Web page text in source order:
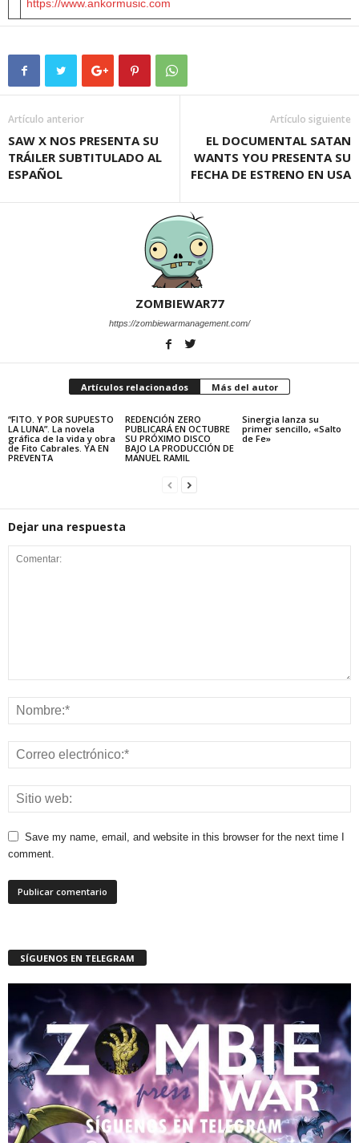
https://www.ankormusic.com
Artículo anterior
SAW X NOS PRESENTA SU
TRÁILER SUBTITULADO AL
ESPAÑOL
Artículo siguiente
EL DOCUMENTAL SATAN
WANTS YOU PRESENTA SU
FECHA DE ESTRENO EN USA
ZOMBIEWAR77
https://zombiewarmanagement.com/
Artículos relacionados Más del autor
“FITO. Y POR SUPUESTO
LA LUNA”. La novela
gráfica de la vida y obra
de Fito Cabrales. YA EN
PREVENTA
REDENCIÓN ZERO
PUBLICARÁ EN OCTUBRE
SU PRÓXIMO DISCO
BAJO LA PRODUCCIÓN DE
MANUEL RAMIL
Sinergia lanza su
primer sencillo, «Salto
de Fe»
Dejar una respuesta
Save my name, email, and website in this browser for the next time I
comment.
SÍGUENOS EN TELEGRAM